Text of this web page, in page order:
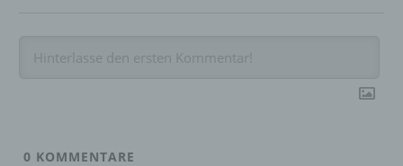
0 KOMMENTARE
Informationen nicht mehr einer spezifischen
Maßnahmen unterliegen, die gewährleisten,